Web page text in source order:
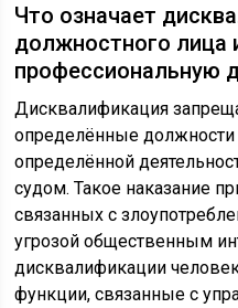
Что означает
должностного лица
профессиональную
Дисквалификация
определённые должности
определённой
судом. Такое наказание
связанных с
угрозой общественным
дисквалификации
функции, связанные с